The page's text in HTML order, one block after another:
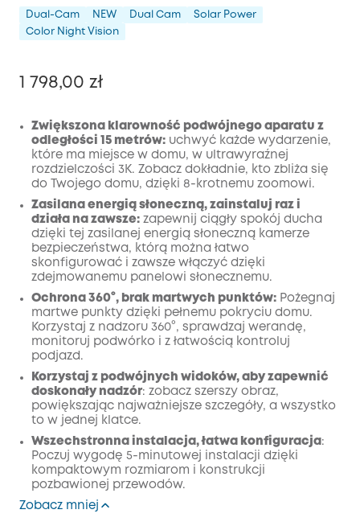
Dual-Cam NEW Dual Cam
Solar Power
Color Night Vision
1 798,00 zł
Wyłączony
Kod:
KOPIA
Zwiększona klarowność podwójnego aparatu z
odległości 15 metrów: uchwyć każde wydarzenie,
które ma miejsce w domu, w ultrawyraźnej
rozdzielczości 3K. Zobacz dokładnie, kto zbliża się
do Twojego domu, dzięki 8-krotnemu zoomowi.
Zasilana energią słoneczną, zainstaluj raz i
działa na zawsze: zapewnij ciągły spokój ducha
dzięki tej zasilanej energią słoneczną kamerze
bezpieczeństwa, którą można łatwo
skonfigurować i zawsze włączyć dzięki
zdejmowanemu panelowi słonecznemu.
Ochrona 360°, brak martwych punktów: Pożegnaj
martwe punkty dzięki pełnemu pokryciu domu.
Korzystaj z nadzoru 360°, sprawdzaj werandę,
monitoruj podwórko i z łatwością kontroluj
podjazd.
Korzystaj z podwójnych widoków, aby zapewnić
doskonały nadzór: zobacz szerszy obraz,
powiększając najważniejsze szczegóły, a wszystko
to w jednej klatce.
Wszechstronna instalacja, łatwa konfiguracja :
Poczuj wygodę 5-minutowej instalacji dzięki
kompaktowym rozmiarom i konstrukcji
pozbawionej przewodów.
Zobacz mniej